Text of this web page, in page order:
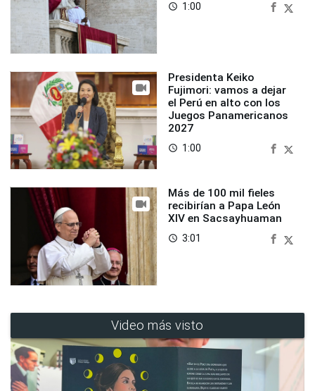
access_time 1:00
Presidenta Keiko
Fujimori: vamos a dejar
el Perú en alto con los
Juegos Panamericanos
2027
access_time 1:00
Más de 100 mil fieles
recibirían a Papa León
XIV en Sacsayhuaman
access_time 3:01
Video más visto